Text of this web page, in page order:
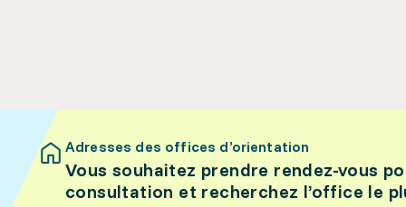
Adresses des offices d’orientation
Vous souhaitez prendre rendez-vous
consultation et recherchez l’office le